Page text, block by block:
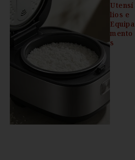
Utensí
lios e
Equipa
mento
s